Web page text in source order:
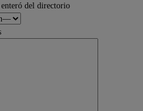
enteró del directorio